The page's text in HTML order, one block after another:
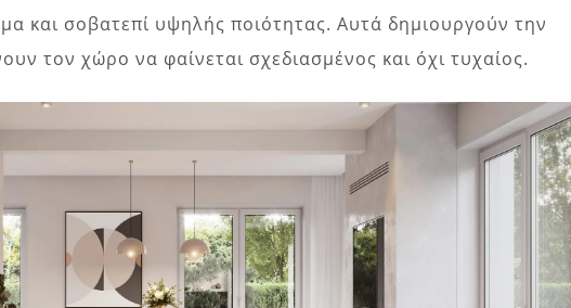
και σοβατεπί υψηλής ποιότητας. Αυτά δημιουργούν την
τον χώρο να φαίνεται σχεδιασμένος και όχι τυχαίος.